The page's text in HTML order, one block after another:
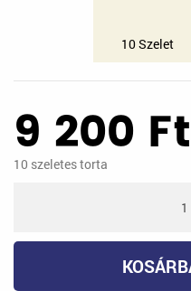
10 Szelet
9 200 Ft
10 szeletes torta